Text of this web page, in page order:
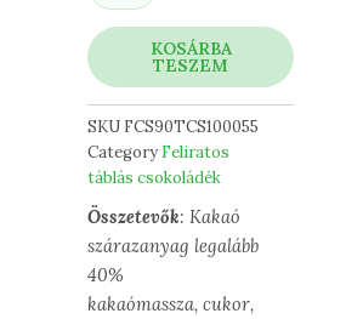
KOSÁRBA
TESZEM
SKU FCS90TCS100055
Category Feliratos
táblás csokoládék
Összetevők: Kakaó
szárazanyag legalább
40%
kakaómassza, cukor,